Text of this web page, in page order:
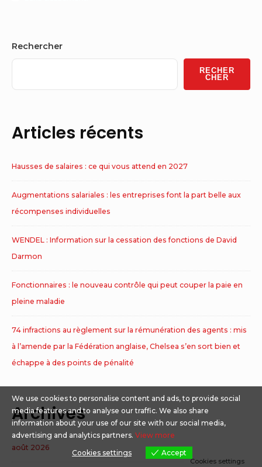
Sidebar
Widget
Area
Rechercher
RECHER
CHER
Articles récents
Hausses de salaires : ce qui vous attend en 2027
Augmentations salariales : les entreprises font la part belle aux
récompenses individuelles
WENDEL : Information sur la cessation des fonctions de David
Darmon
Fonctionnaires : le nouveau contrôle qui peut couper la paie en
pleine maladie
74 infractions au règlement sur la rémunération des agents : mis
à l’amende par la Fédération anglaise, Chelsea s’en sort bien et
échappe à des points de pénalité
Archives
août 2026
We use cookies to personalise content and ads, to provide social
media features and to analyse our traffic. We also share
information about your use of our site with our social media,
advertising and analytics partners. View more
Cookies settings
Accept
Cookies settings